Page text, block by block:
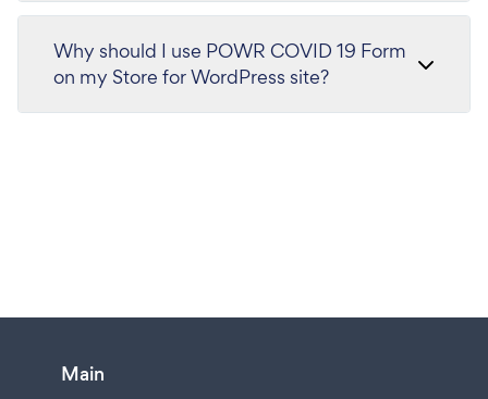
Why should I use POWR COVID 19 Form
on my Store for WordPress site?
Main